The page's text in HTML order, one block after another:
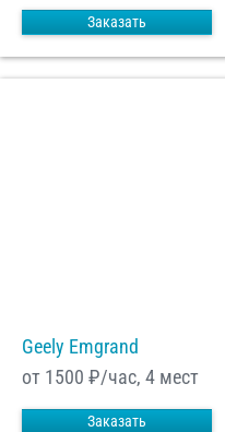
Заказать
Geely Emgrand
от 1500 ₽/час, 4 мест
Заказать